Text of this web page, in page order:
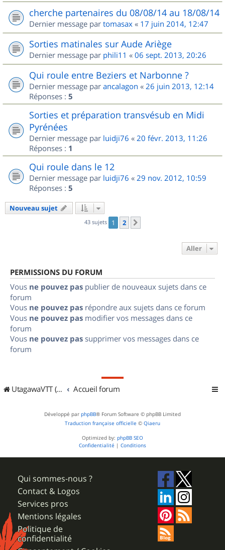
cherche partenaires du 08/08/14 au 18/08/14
Dernier message par tomasax « 17 juin 2014, 12:47
Sorties matinales sur Aude Ariège
Dernier message par phili11 « 06 sept. 2013, 20:26
Qui roule entre Beziers et Narbonne ?
Dernier message par ancalagon « 26 juin 2013, 12:14
Réponses : 5
Sorties et préparation transvésub en Midi
Pyrénées
Dernier message par luidji76 « 20 févr. 2013, 11:26
Réponses : 1
Qui roule dans le 12
Dernier message par luidji76 « 29 nov. 2012, 10:59
Réponses : 5
Nouveau sujet
43 sujets 1 2
Aller
PERMISSIONS DU FORUM
Vous ne pouvez pas publier de nouveaux sujets dans ce
forum
Vous ne pouvez pas répondre aux sujets dans ce forum
Vous ne pouvez pas modifier vos messages dans ce
forum
Vous ne pouvez pas supprimer vos messages dans ce
forum
UtagawaVTT (Randos VTT et VTTAE avec traces GPS) Accueil forum
Développé par phpBB® Forum Software © phpBB Limited
Traduction française officielle © Qiaeru
Optimized by: phpBB SEO
Confidentialité | Conditions
Qui sommes-nous ?
Contact & Logos
Services pros
Mentions légales
Politique de
confidentialité